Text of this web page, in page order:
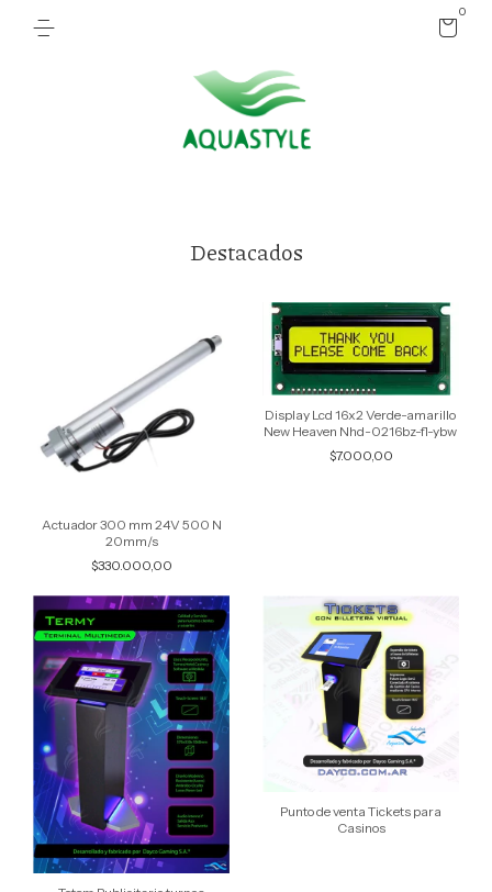
0
Destacados
Actuador 300 mm 24V 500 N
20mm/s
$330.000,00
Display Lcd 16x2 Verde-amarillo
New Heaven Nhd-0216bz-fl-ybw
$7.000,00
Punto de venta Tickets para
Casinos